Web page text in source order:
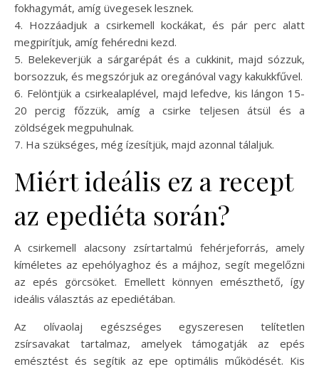
fokhagymát, amíg üvegesek lesznek.
4. Hozzáadjuk a csirkemell kockákat, és pár perc alatt
megpirítjuk, amíg fehéredni kezd.
5. Belekeverjük a sárgarépát és a cukkinit, majd sózzuk,
borsozzuk, és megszórjuk az oregánóval vagy kakukkfűvel.
6. Felöntjük a csirkealaplével, majd lefedve, kis lángon 15-
20 percig főzzük, amíg a csirke teljesen átsül és a
zöldségek megpuhulnak.
7. Ha szükséges, még ízesítjük, majd azonnal tálaljuk.
Miért ideális ez a recept
az epediéta során?
A csirkemell alacsony zsírtartalmú fehérjeforrás, amely
kíméletes az epehólyaghoz és a májhoz, segít megelőzni
az epés görcsöket. Emellett könnyen emészthető, így
ideális választás az epediétában.
Az olívaolaj egészséges egyszeresen telítetlen
zsírsavakat tartalmaz, amelyek támogatják az epés
emésztést és segítik az epe optimális működését. Kis